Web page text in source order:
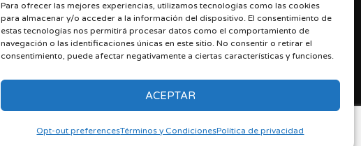
Para ofrecer las mejores experiencias, utilizamos tecnologías como las cookies
para almacenar y/o acceder a la información del dispositivo. El consentimiento de
estas tecnologías nos permitirá procesar datos como el comportamiento de
navegación o las identificaciones únicas en este sitio. No consentir o retirar el
consentimiento, puede afectar negativamente a ciertas características y funciones.
ACEPTAR
Opt-out preferencesTérminos y CondicionesPolítica de privacidad
Términos y Condiciones Ingresa Opt-out preferences